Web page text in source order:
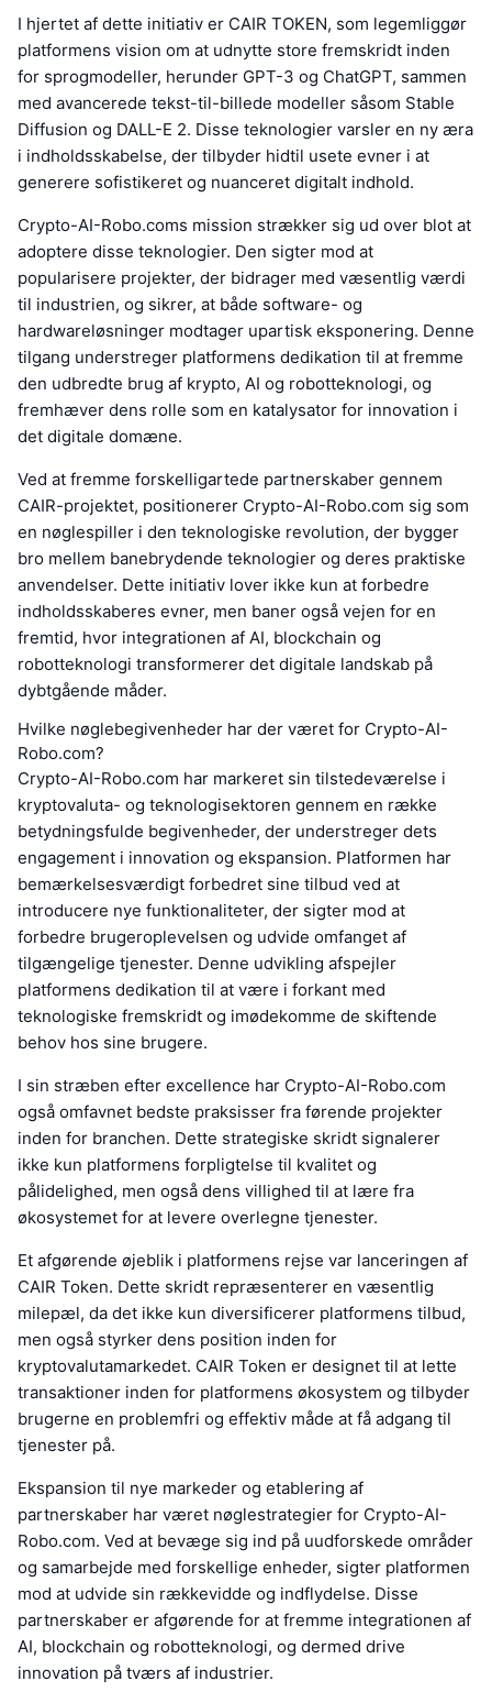
I hjertet af dette initiativ er CAIR TOKEN, som legemliggør
platformens vision om at udnytte store fremskridt inden
for sprogmodeller, herunder GPT-3 og ChatGPT, sammen
med avancerede tekst-til-billede modeller såsom Stable
Diffusion og DALL-E 2. Disse teknologier varsler en ny æra
i indholdsskabelse, der tilbyder hidtil usete evner i at
generere sofistikeret og nuanceret digitalt indhold.
Crypto-AI-Robo.coms mission strækker sig ud over blot at
adoptere disse teknologier. Den sigter mod at
popularisere projekter, der bidrager med væsentlig værdi
til industrien, og sikrer, at både software- og
hardwareløsninger modtager upartisk eksponering. Denne
tilgang understreger platformens dedikation til at fremme
den udbredte brug af krypto, AI og robotteknologi, og
fremhæver dens rolle som en katalysator for innovation i
det digitale domæne.
Ved at fremme forskelligartede partnerskaber gennem
CAIR-projektet, positionerer Crypto-AI-Robo.com sig som
en nøglespiller i den teknologiske revolution, der bygger
bro mellem banebrydende teknologier og deres praktiske
anvendelser. Dette initiativ lover ikke kun at forbedre
indholdsskaberes evner, men baner også vejen for en
fremtid, hvor integrationen af AI, blockchain og
robotteknologi transformerer det digitale landskab på
dybtgående måder.
Hvilke nøglebegivenheder har der været for Crypto-AI-
Robo.com?
Crypto-AI-Robo.com har markeret sin tilstedeværelse i
kryptovaluta- og teknologisektoren gennem en række
betydningsfulde begivenheder, der understreger dets
engagement i innovation og ekspansion. Platformen har
bemærkelsesværdigt forbedret sine tilbud ved at
introducere nye funktionaliteter, der sigter mod at
forbedre brugeroplevelsen og udvide omfanget af
tilgængelige tjenester. Denne udvikling afspejler
platformens dedikation til at være i forkant med
teknologiske fremskridt og imødekomme de skiftende
behov hos sine brugere.
I sin stræben efter excellence har Crypto-AI-Robo.com
også omfavnet bedste praksisser fra førende projekter
inden for branchen. Dette strategiske skridt signalerer
ikke kun platformens forpligtelse til kvalitet og
pålidelighed, men også dens villighed til at lære fra
økosystemet for at levere overlegne tjenester.
Et afgørende øjeblik i platformens rejse var lanceringen af
CAIR Token. Dette skridt repræsenterer en væsentlig
milepæl, da det ikke kun diversificerer platformens tilbud,
men også styrker dens position inden for
kryptovalutamarkedet. CAIR Token er designet til at lette
transaktioner inden for platformens økosystem og tilbyder
brugerne en problemfri og effektiv måde at få adgang til
tjenester på.
Ekspansion til nye markeder og etablering af
partnerskaber har været nøglestrategier for Crypto-AI-
Robo.com. Ved at bevæge sig ind på uudforskede områder
og samarbejde med forskellige enheder, sigter platformen
mod at udvide sin rækkevidde og indflydelse. Disse
partnerskaber er afgørende for at fremme integrationen af
AI, blockchain og robotteknologi, og dermed drive
innovation på tværs af industrier.